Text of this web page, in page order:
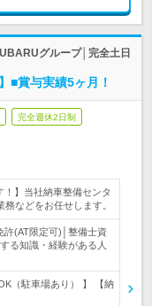
グループ│完全土日
■賞与実績5ヶ月！
完全週休2日制
！】当社納車整備センタ
などをお任せします。
許(AT限定可)│整備士資
る知識・経験がある人
（駐車場あり） 】 【納